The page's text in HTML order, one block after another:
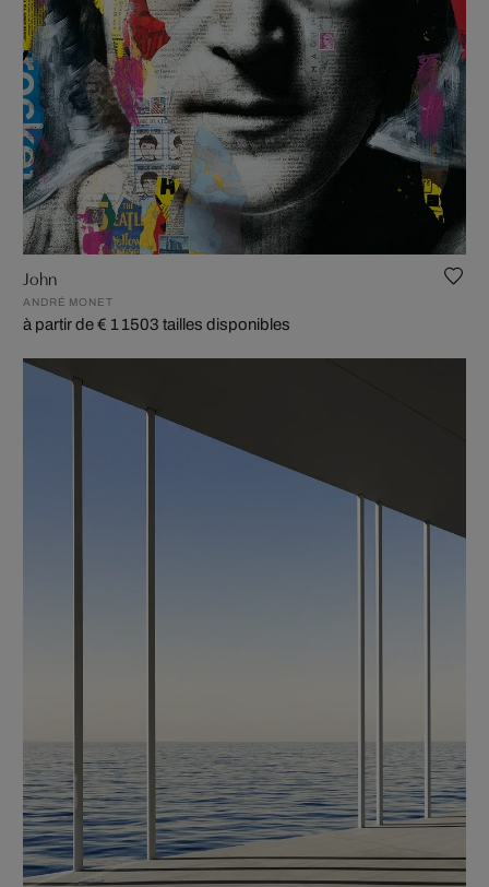
John
ANDRÉ MONET
à partir de € 1 1503 tailles disponibles